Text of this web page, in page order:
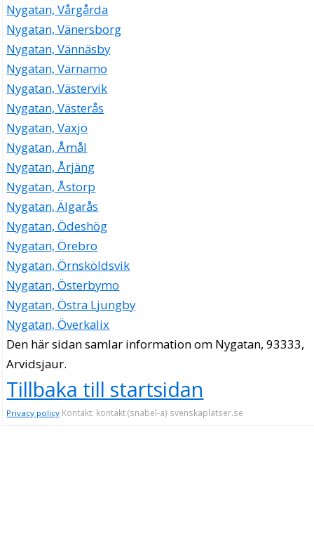
Nygatan, Vårgårda
Nygatan, Vänersborg
Nygatan, Vännäsby
Nygatan, Värnamo
Nygatan, Västervik
Nygatan, Västerås
Nygatan, Växjö
Nygatan, Åmål
Nygatan, Årjäng
Nygatan, Åstorp
Nygatan, Älgarås
Nygatan, Ödeshög
Nygatan, Örebro
Nygatan, Örnsköldsvik
Nygatan, Österbymo
Nygatan, Östra Ljungby
Nygatan, Överkalix
Den här sidan samlar information om Nygatan, 93333,
Arvidsjaur.
Tillbaka till startsidan
Privacy policy Kontakt: kontakt (snabel-a) svenskaplatser.se